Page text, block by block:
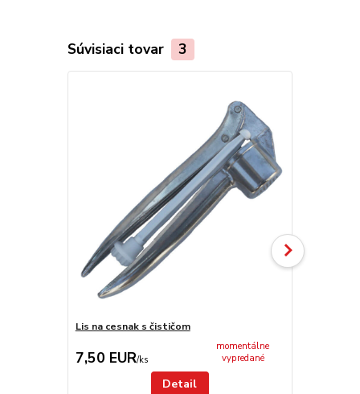
Súvisiaci tovar 3
Lis na cesnak s čističom
7,50 EUR/ks
momentálne
vypredané
Detail